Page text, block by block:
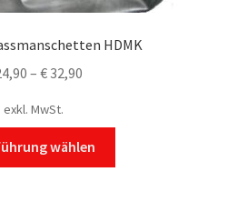
HDMK
– €32,90
exkl. MwSt.
wählen